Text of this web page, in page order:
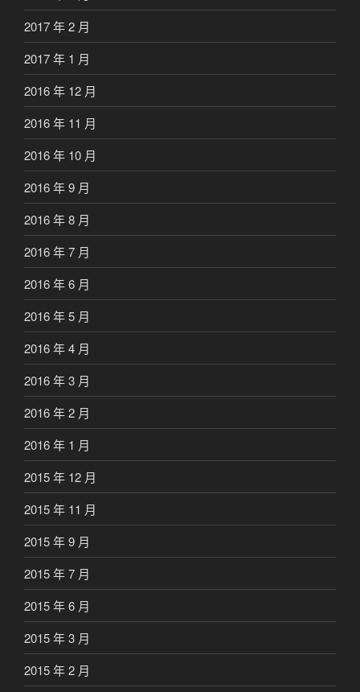
2017 年 2 月
2017 年 1 月
2016 年 12 月
2016 年 11 月
2016 年 10 月
2016 年 9 月
2016 年 8 月
2016 年 7 月
2016 年 6 月
2016 年 5 月
2016 年 4 月
2016 年 3 月
2016 年 2 月
2016 年 1 月
2015 年 12 月
2015 年 11 月
2015 年 9 月
2015 年 7 月
2015 年 6 月
2015 年 3 月
2015 年 2 月